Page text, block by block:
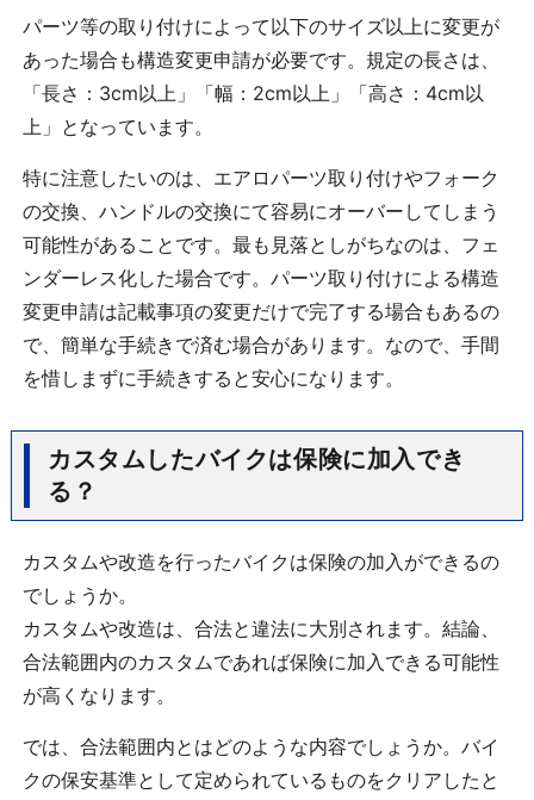
パーツ等の取り付けによって以下のサイズ以上に変更が
あった場合も構造変更申請が必要です。規定の長さは、
「長さ：3cm以上」「幅：2cm以上」「高さ：4cm以
上」となっています。
特に注意したいのは、エアロパーツ取り付けやフォーク
の交換、ハンドルの交換にて容易にオーバーしてしまう
可能性があることです。最も見落としがちなのは、フェ
ンダーレス化した場合です。パーツ取り付けによる構造
変更申請は記載事項の変更だけで完了する場合もあるの
で、簡単な手続きで済む場合があります。なので、手間
を惜しまずに手続きすると安心になります。
カスタムしたバイクは保険に加入でき
る？
カスタムや改造を行ったバイクは保険の加入ができるの
でしょうか。
カスタムや改造は、合法と違法に大別されます。結論、
合法範囲内のカスタムであれば保険に加入できる可能性
が高くなります。
では、合法範囲内とはどのような内容でしょうか。バイ
クの保安基準として定められているものをクリアしたと